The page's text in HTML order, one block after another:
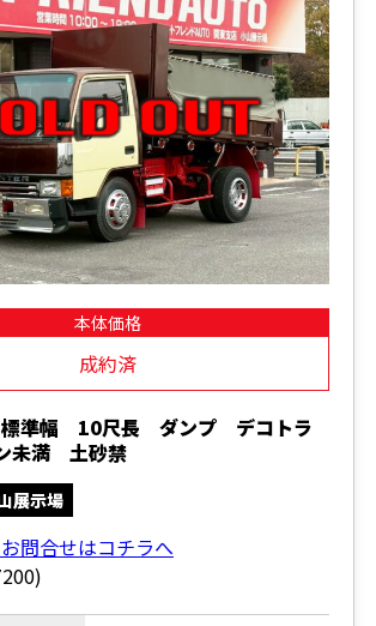
本体価格
成約済
準幅 10尺長 ダンプ デコトラ
未満 土砂禁
展示場
問合せはコチラへ